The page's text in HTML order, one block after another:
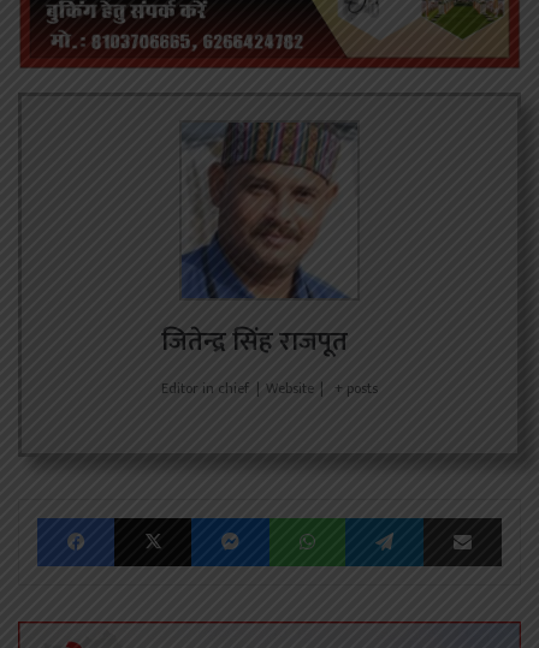
जितेन्द्र सिंह राजपूत
Editor in chief | Website | + posts
FacebookX MessengerWhatsAppTelegram Share via Email